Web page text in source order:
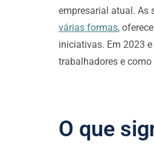
empresarial atual. As
várias formas,
iniciativas. Em 2023
trabalhadores e
O que